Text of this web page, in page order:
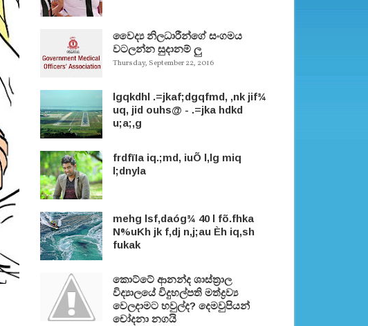
වෛද්‍ය නිලධාරීන්ගේ සංගමය
වටලන්න සුදානම් ලු
Thursday, September 22, 2016
lgqkdhl .=jkaf;dgqfmd, ,nk jif¾
uq, jid ouhs@ - .=jka hdkd
u;a;,g
frdfïIa iq.;md, iuÕ l,lg miq
l;dnyla
mehg lsf,daóg¾ 40 l fõ.fhka
N%uKh jk f,dj n,j;au Èh iq,sh
fukak
කොට්ටේ ආනන්ද ශාස්ත‍්‍රාල
විද්‍යාලයේ විදුහල්පති මත්ද්‍රව්‍ය
වෙලදාමට හවුල්ද? දෙමවුපියන්
චෝදනා නගයි